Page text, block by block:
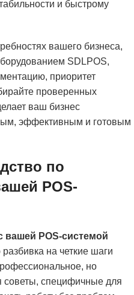
и быстрому
вашего бизнеса,
SDLPOS,
приоритет
проверенных
ваш бизнес
эффективным и готовым
по
POS-
вашей POS-системой
на четкие шаги
но
советы, специфичные для